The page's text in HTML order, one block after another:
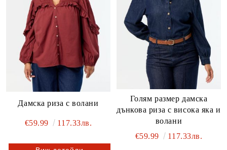
Дамска риза с волани
€59.99 117.33лв.
Голям размер дамска
дънкова риза с висока яка и
волани
€59.99
117.33лв.